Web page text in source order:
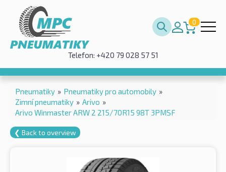
0
Telefon: +420 79 028 57 51
Pneumatiky » Pneumatiky pro automobily »
Zimní pneumatiky » Arivo »
Arivo Winmaster ARW 2 215/70R15 98T 3PMSF
❮ Back to overview